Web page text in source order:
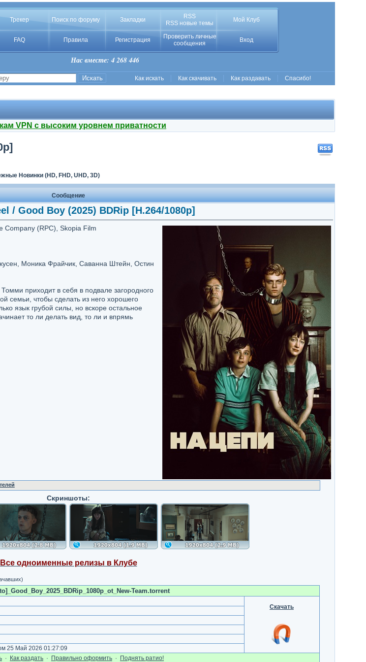
Трекер Поиск по форуму Закладки
RSS
RSS новые темы
Мой Клуб
FAQ Правила Регистрация
Проверить личные
сообщения
Вход
Нас вместе: 4 268 446
Как искать Как скачивать Как раздавать Спасибо!
VPN с высоким уровнем приватности
Новинки (HD, FHD, UHD, 3D)
Сообщение
/ Good Boy (2025) BDRip [H.264/1080p]
Company (RPC), Skopia Film
Моника Фрайчик, Саванна Штейн, Остин
приходит в себя в подвале загородного
семьи, чтобы сделать из него хорошего
язык грубой силы, но вскоре остальное
то ли делать вид, то ли и впрямь
Скриншоты:
Все одноименные релизы в Клубе
Team.torrent
Скачать
25 Май 2026 01:27:09
· Как раздать · Правильно оформить · Поднять ратио!